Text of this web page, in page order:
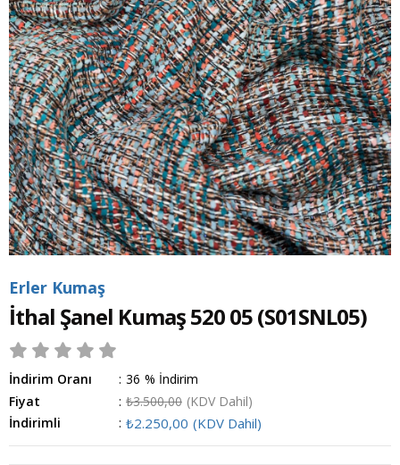
Erler Kumaş
İthal Şanel Kumaş 520 05(S01SNL05)
İndirim Oranı : %
36
İndirim
Fiyat
: ₺3.500,00 (KDV Dahil)
İndirimli
: ₺2.250,00 (KDV Dahil)